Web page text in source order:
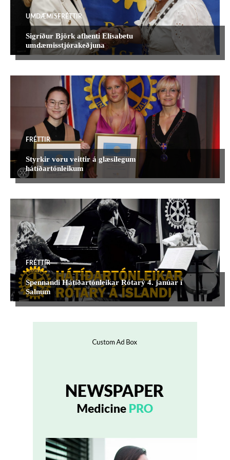
UMDÆMISFRÉTTIR
Sigríður Björk afhenti Elísabetu
umdæmisstjórakeðjuna
FRÉTTIR
Styrkir voru veittir á glæsilegum
hátíðartónleikum
FRÉTTIR
Spennandi Hátíðartónleikar Rótarý 4. janúar í
Salnum